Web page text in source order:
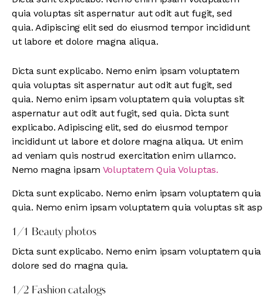
quia voluptas sit aspernatur aut odit aut fugit, sed
quia. Adipiscing elit sed do eiusmod tempor incididunt
ut labore et dolore magna aliqua.
Dicta sunt explicabo. Nemo enim ipsam voluptatem
quia voluptas sit aspernatur aut odit aut fugit, sed
quia. Nemo enim ipsam voluptatem quia voluptas sit
aspernatur aut odit aut fugit, sed quia. Dicta sunt
explicabo. Adipiscing elit, sed do eiusmod tempor
incididunt ut labore et dolore magna aliqua. Ut enim
ad veniam quis nostrud exercitation enim ullamco.
Nemo magna ipsam Voluptatem Quia Voluptas.
Dicta sunt explicabo. Nemo enim ipsam voluptatem
quia. Nemo enim ipsam voluptatem quia voluptas sit
1/1 Beauty photos
Dicta sunt explicabo. Nemo enim ipsam voluptatem
dolore sed do magna quia.
1/2 Fashion catalogs